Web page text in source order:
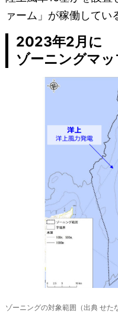
ァーム」が稼働してい
2023年2月に
ゾーニングマ
ゾーニングの対象範囲（出典 せた